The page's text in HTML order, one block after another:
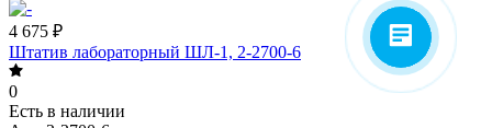
4 675 ₽
Штатив лабораторный ШЛ-1, 2-2700-6
0
Есть в наличии